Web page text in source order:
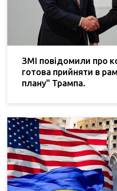
ЗМІ повідомили про
готова прийняти в
плану" Трампа.